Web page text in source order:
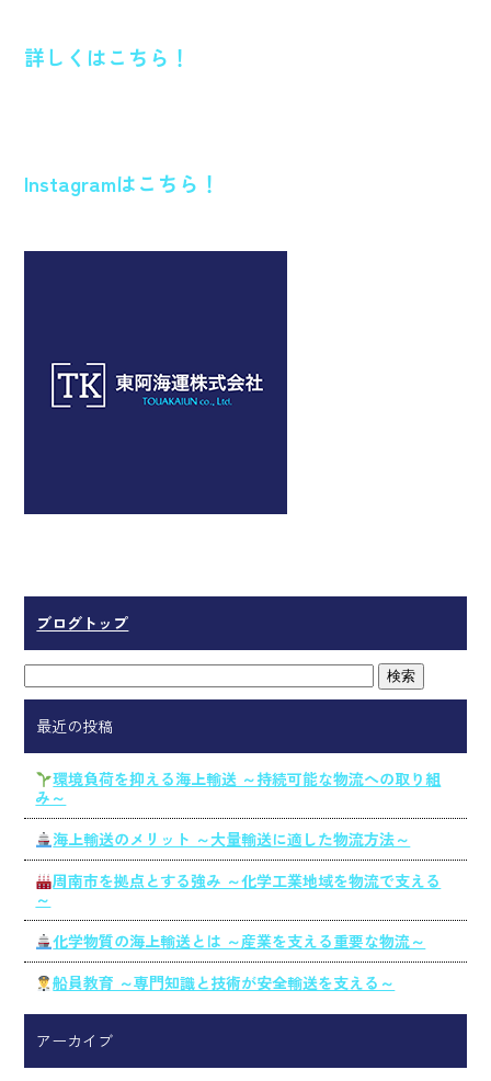
詳しくはこちら！
Instagramはこちら！
ブログトップ
最近の投稿
環境負荷を抑える海上輸送 ～持続可能な物流への取り組
み～
海上輸送のメリット ～大量輸送に適した物流方法～
周南市を拠点とする強み ～化学工業地域を物流で支える
～
化学物質の海上輸送とは ～産業を支える重要な物流～
船員教育 ～専門知識と技術が安全輸送を支える～
アーカイブ